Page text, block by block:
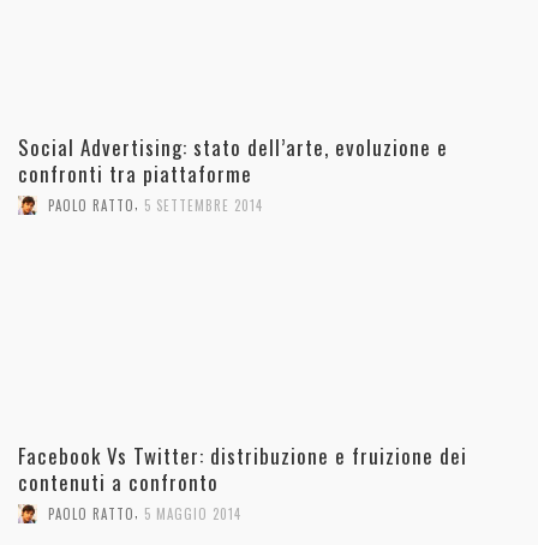
Social Advertising: stato dell’arte, evoluzione e
confronti tra piattaforme
PAOLO RATTO, 5 SETTEMBRE 2014
Facebook Vs Twitter: distribuzione e fruizione dei
contenuti a confronto
PAOLO RATTO 5 MAGGIO 2014